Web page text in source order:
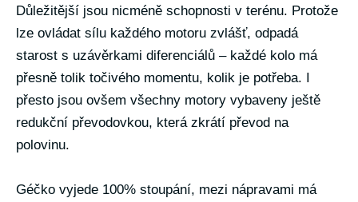
Důležitější jsou nicméně schopnosti v terénu. Protože
lze ovládat sílu každého motoru zvlášť, odpadá
starost s uzávěrkami diferenciálů – každé kolo má
přesně tolik točivého momentu, kolik je potřeba. I
přesto jsou ovšem všechny motory vybaveny ještě
redukční převodovkou, která zkrátí převod na
polovinu.
Géčko vyjede 100% stoupání, mezi nápravami má